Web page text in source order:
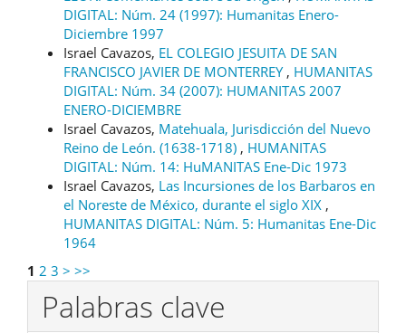
DIGITAL: Núm. 24 (1997): Humanitas Enero-
Diciembre 1997
Israel Cavazos, EL COLEGIO JESUITA DE SAN
FRANCISCO JAVIER DE MONTERREY , HUMANITAS
DIGITAL: Núm. 34 (2007): HUMANITAS 2007
ENERO-DICIEMBRE
Israel Cavazos, Matehuala, Jurisdicción del Nuevo
Reino de León. (1638-1718) , HUMANITAS
DIGITAL: Núm. 14: HuMANITAS Ene-Dic 1973
Israel Cavazos, Las Incursiones de los Barbaros en
el Noreste de México, durante el siglo XIX ,
HUMANITAS DIGITAL: Núm. 5: Humanitas Ene-Dic
1964
1 2 3 > >>
Palabras clave